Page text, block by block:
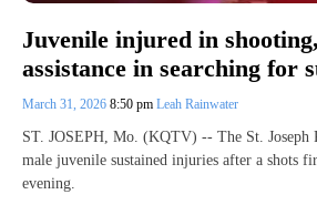
Juvenile injured in
assistance in searching for
March 31, 2026 8:50 pm Leah Rainwater
ST. JOSEPH, Mo. (KQTV) -- The St. Joseph
male juvenile sustained injuries after a shots
evening.